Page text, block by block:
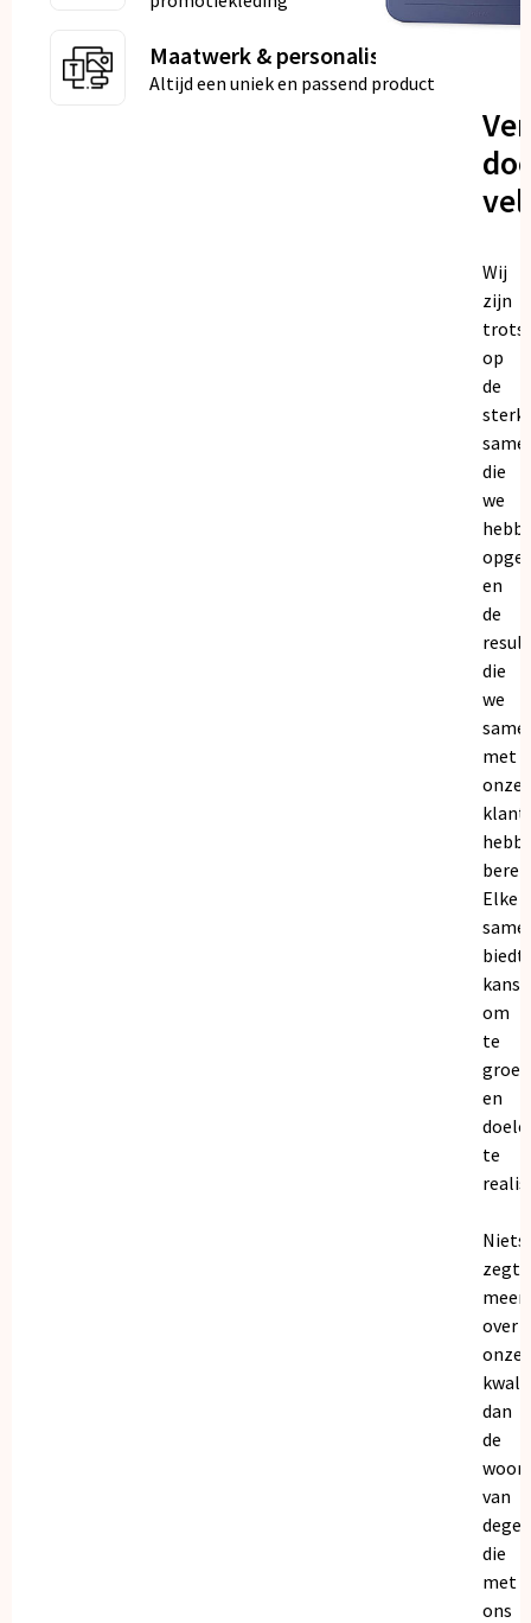
Maatwerk & personalisatie
Altijd een uniek en passend product
Wij
zijn
trots
op
de
die
we
en
de
die
we
met
onze
Elke
biedt
om
te
en
te
Niets
zegt
meer
over
onze
dan
de
van
die
met
ons